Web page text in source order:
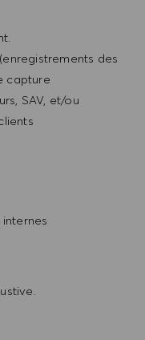
des
capture
SAV, et/ou